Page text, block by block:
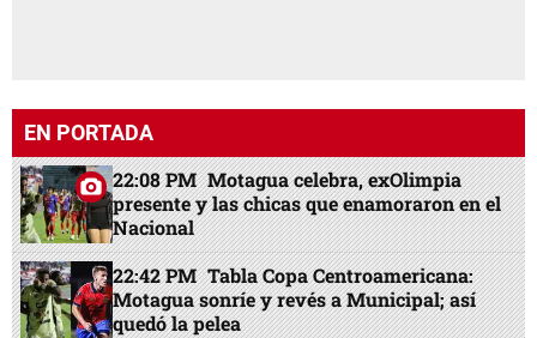
EN PORTADA
22:08 PM Motagua celebra, exOlimpia
presente y las chicas que enamoraron en el
Nacional
22:42 PM Tabla Copa Centroamericana:
Motagua sonríe y revés a Municipal; así
quedó la pelea